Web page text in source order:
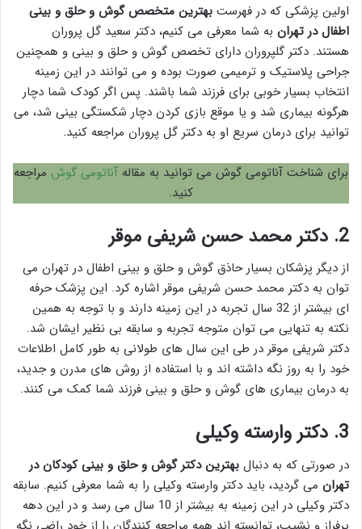
اولین پزشکی که در فهرست بهترین متخصص گوش و حلق و بینی
اطفال در تهران به شما معرفی می کنیم، دکتر سعید گل پروران
هستند. دکتر گلپروران دارای تخصص گوش و حلق و بینی و همچنین
جراحی پلاستیک و ترمیمی صورت بوده و می توانند در این زمینه
انتخاب بسیار خوبی برای فرزند شما باشند. پس اگر کودک شما دچار
هرگونه بیماری شد و یا موقع بازی کردن دچار شکستگی بینی شد، می
توانید برای درمان سریع او به دکتر گل پروران مراجعه کنید.
برای شناخت آناتومی گوش می توانید به مقاله آناتومی گوش مراجعه
کنید.
2. دکتر محمد حسن شریفی موقر
از دیگر پزشکان بسیار حاذق گوش و حلق و بینی اطفال در تهران می
توان به دکتر محمد حسن شریفی موقر اشاره کرد. این پزشک حرفه
ای بیشتر از 32 سال تجربه در این زمینه دارند و با توجه به همین
نکته به تنهایی می توان متوجه تجربه و سابقه بی نظیر ایشان شد.
دکتر شریفی موقر در طی این سال های طولانی به طور کامل اطلاعات
خود را به روز نگه داشته اند و با استفاده از روش های مدرن و جدید،
به درمان بیماری های گوش و حلق و بینی فرزند شما کمک می کنند.
3. دکتر وارسته وکیلی
در صورتی که به دنبال بهترین دکتر گوش و حلق و بینی کودکان در
تهران می گردید، باید دکتر وارسته وکیلی را به شما معرفی کنیم. سابقه
دکتر وکیلی در این زمینه به بیشتر از 10 سال می رسد و در این دهه